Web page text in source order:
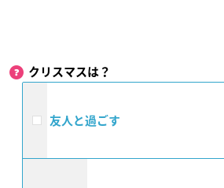
クリスマスは？
友人と過ごす